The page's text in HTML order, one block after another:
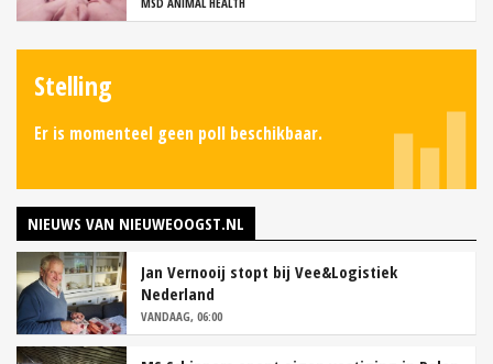
Stelling
Er is momenteel geen poll beschikbaar.
NIEUWS VAN NIEUWEOOGST.NL
Jan Vernooij stopt bij Vee&Logistiek
Nederland
VANDAAG, 06:00